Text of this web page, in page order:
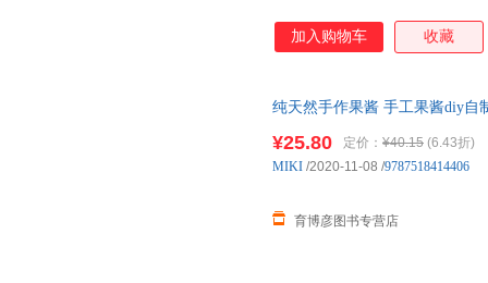
加入购物车 收藏
纯天然手作果酱 手工果酱diy自
¥25.80 定价： ¥40.15 (6.43折)
育博彦图书专营店
MIKI /2020-11-08 /9787518414406